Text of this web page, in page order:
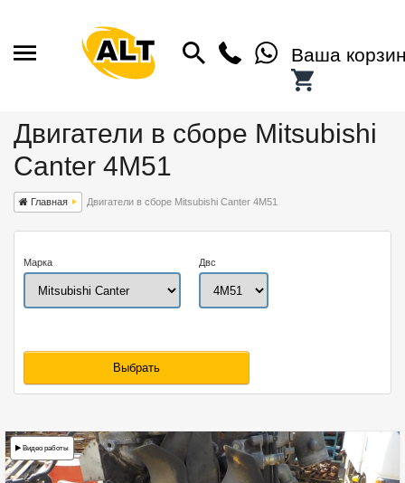
Ваша
Двигатели в сборе Mitsubishi
Canter 4M51
Главная Двигатели в сборе Mitsubishi Canter 4M51
Марка Двс
Видео работы